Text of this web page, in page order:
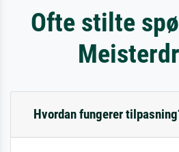
Ofte stilte
Hvordan fungerer